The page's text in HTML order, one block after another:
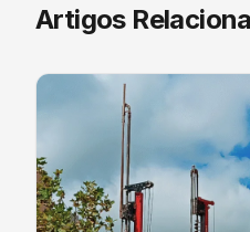
Artigos